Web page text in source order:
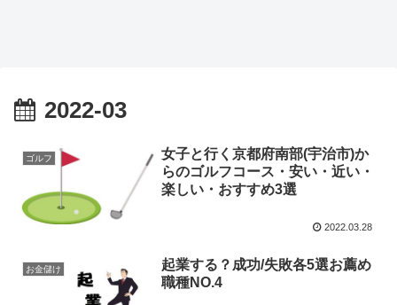
2022-03
ゴルフ
女子と行く京都府南部(宇治市)か
らのゴルフコース・安い・近い・
楽しい・おすすめ3選
2022.03.28
お金儲け
起業する？成功/失敗各5選お薦め
職種NO.4